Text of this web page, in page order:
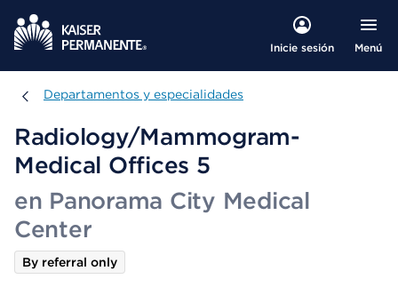
Inicie sesión Menú
Departamentos y especialidades
Departamentos y especialidades
Radiology/Mammogram-
Medical Offices 5
en Panorama City Medical
Center
By referral only